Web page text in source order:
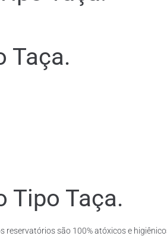
Taça.
Tipo Taça.
são 100% atóxicos e